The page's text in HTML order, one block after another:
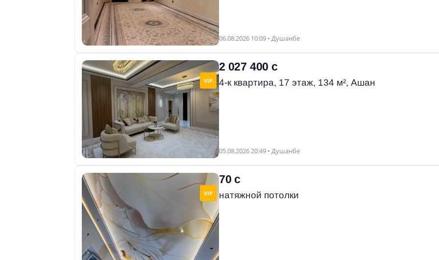
06.08.2026 10:09 • Душанбе
VIP
2 027 400 с
4-к квартира, 17 этаж, 134 м², Ашан
05.08.2026 20:49 • Душанбе
VIP
70 с
натяжной потолки